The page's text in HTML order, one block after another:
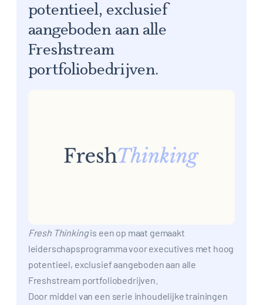
potentieel, exclusief
aangeboden aan alle
Freshstream
portfoliobedrijven.
Fresh Thinkingis een op maat gemaakt
leiderschapsprogramma voor executives met hoog
potentieel, exclusief aangeboden aan alle
Freshstream portfoliobedrijven.
Door middel van een serie inhoudelijke trainingen